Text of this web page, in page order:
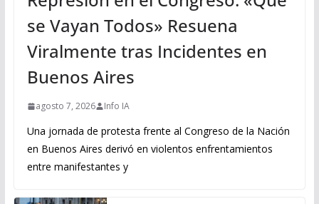
se Vayan Todos» Resuena
Viralmente tras Incidentes en
Buenos Aires
agosto 7, 2026 Info IA
Una jornada de protesta frente al Congreso de la Nación
en Buenos Aires derivó en violentos enfrentamientos
entre manifestantes y